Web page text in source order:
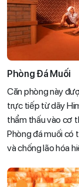
Phòng Đá Muối
Căn phòng này
trực tiếp từ dãy
thẩm thấu vào cơ
Phòng đá muối có
và chống lão hóa